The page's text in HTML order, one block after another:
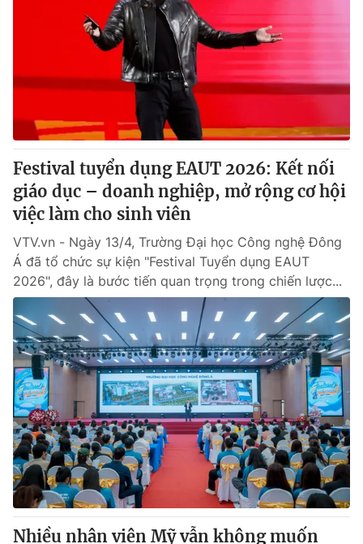
Festival tuyển dụng EAUT 2026: Kết nối
giáo dục – doanh nghiệp, mở rộng cơ hội
việc làm cho sinh viên
VTV.vn - Ngày 13/4, Trường Đại học Công nghệ Đông
Á đã tổ chức sự kiện "Festival Tuyển dụng EAUT
2026", đây là bước tiến quan trọng trong chiến lược...
Nhiều nhân viên Mỹ vẫn không muốn